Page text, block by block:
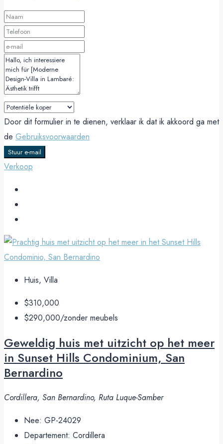
Door dit formulier in te dienen, verklaar ik dat ik akkoord ga met
de Gebruiksvoorwaarden
Stuur e-mail
Verkoop
Huis, Villa
$310,000
$290,000/zonder meubels
Geweldig huis met uitzicht op het meer
in Sunset Hills Condominium, San
Bernardino
Cordillera, San Bernardino, Ruta Luque-Samber
Nee: GP-24029
Departement: Cordillera